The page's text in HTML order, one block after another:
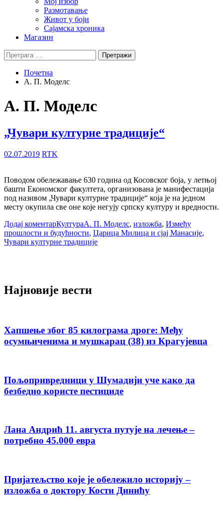
Размотавање
Живот у боји
Сајамска хроника
Магазин
Претрага
за:
Почетна
А. П. Моделс
А. П. Моделс
„Чувари културне традиције“
02.07.2019 RTK
Поводом обележавање 630 година од Косовског боја, у летњој
башти Економског факултета, организована је манифестација
под називом „Чувари културне традиције“ која је на једном
месту окупила све оне које негују српску културу и вредности.
Додај коментарКултураА. П. Моделс, изложба, Између
прошлости и будућности, Царица Милица и сјај Манасије,
Чувари културне традиције
Најновије вести
Хапшење због 85 килограма дроге: Међу
осумњиченима и мушкарац (38) из Крагујевца
Пољопривредници у Шумадији уче како да
безбедно користе пестициде
Лана Андрић 11. августа путује на лечење –
потребно 45.000 евра
Пријатељство које је обележило историју –
изложба о доктору Кости Динићу